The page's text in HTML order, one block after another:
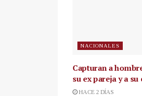
NACIONALES
Capturan a
su ex pareja y a
HACE 2 DÍAS